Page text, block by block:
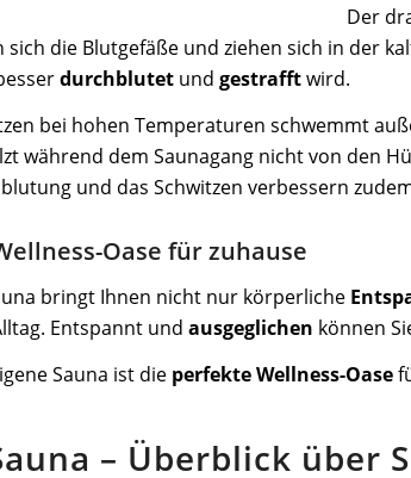
Der
sich die Blutgefäße und ziehen sich in der
durchblutet undgestrafftwird.
bei hohen Temperaturen schwemmt
während dem Saunagang nicht von den
und das Schwitzen verbessern
Oase für zuhause
bringt Ihnen nicht nur körperliche
Entspannt undausgeglichen können
Sauna ist die perfekte Wellness-Oase
– Überblick über